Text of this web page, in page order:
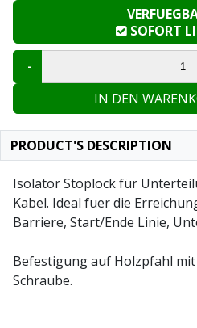
SOFORT
IN DEN
PRODUCT'S DESCRIPTION
Isolator Stoplock für
Kabel. Ideal fuer die
Barriere, Start/Ende Linie,
Befestigung auf Holzpfahl
Schraube.